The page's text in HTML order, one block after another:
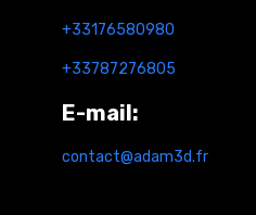
+33176580980
+33787276805
E-mail:
contact@adam3d.fr